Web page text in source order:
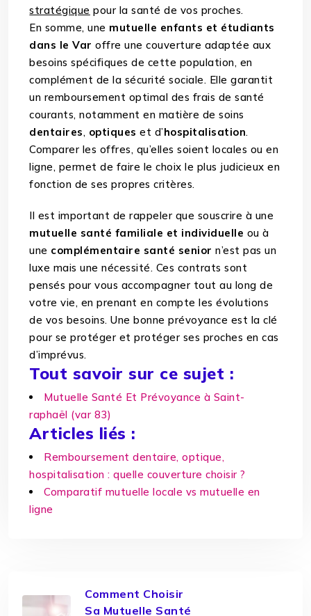
stratégique pour la santé de vos proches.
En somme, une mutuelle enfants et étudiants
dans le Var offre une couverture adaptée aux
besoins spécifiques de cette population, en
complément de la sécurité sociale. Elle garantit
un remboursement optimal des frais de santé
courants, notamment en matière de soins
dentaires, optiques et d’hospitalisation.
Comparer les offres, qu’elles soient locales ou en
ligne, permet de faire le choix le plus judicieux en
fonction de ses propres critères.
Il est important de rappeler que souscrire à une
mutuelle santé familiale et individuelle ou à
une complémentaire santé senior n’est pas un
luxe mais une nécessité. Ces contrats sont
pensés pour vous accompagner tout au long de
votre vie, en prenant en compte les évolutions
de vos besoins. Une bonne prévoyance est la clé
pour se protéger et protéger ses proches en cas
d’imprévus.
Tout savoir sur ce sujet :
Mutuelle Santé Et Prévoyance à Saint-
raphaël (var 83)
Articles liés :
Remboursement dentaire, optique,
hospitalisation : quelle couverture choisir ?
Comparatif mutuelle locale vs mutuelle en
ligne
Comment Choisir
Sa Mutuelle Santé